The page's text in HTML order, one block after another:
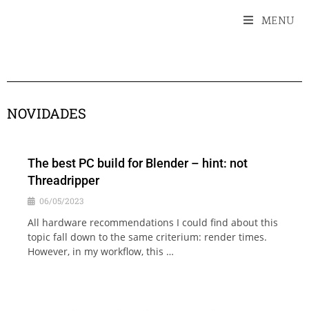
MENU
NOVIDADES
The best PC build for Blender – hint: not
Threadripper
06/05/2023
All hardware recommendations I could find about this
topic fall down to the same criterium: render times.
However, in my workflow, this …